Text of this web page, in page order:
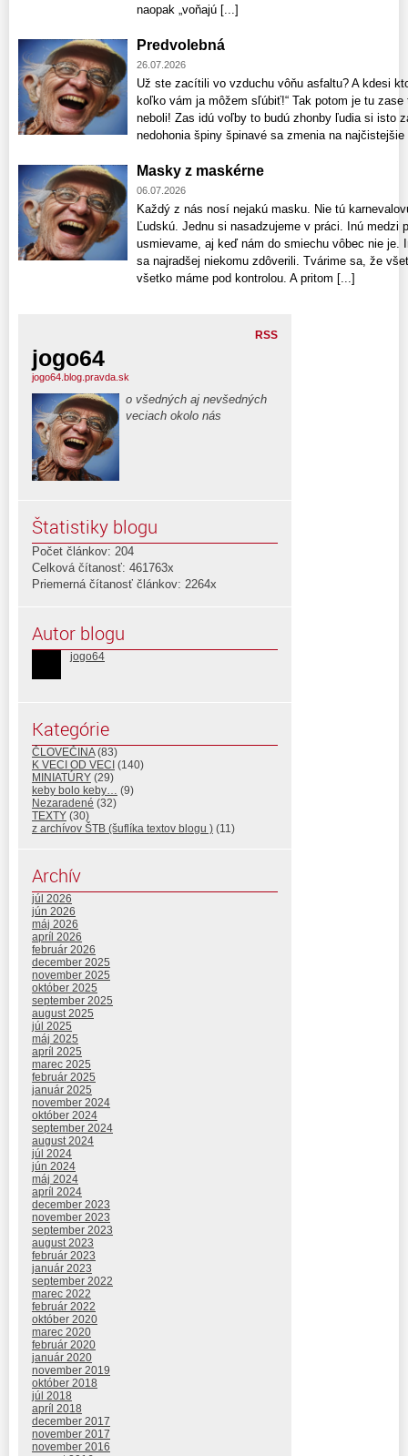
naopak „voňajú [...]
Predvolebná
26.07.2026
Už ste zacítili vo vzduchu vôňu asfaltu? A kdesi
koľko vám ja môžem sľúbiť!“ Tak potom je tu
neboli! Zas idú voľby to budú zhonby ľudia si isto
nedohonia špiny špinavé sa zmenia na
Masky z maskérne
06.07.2026
Každý z nás nosí nejakú masku. Nie tú
Ľudskú. Jednu si nasadzujeme v práci. Inú medzi
usmievame, aj keď nám do smiechu vôbec nie je.
sa najradšej niekomu zdôverili. Tvárime sa, že
všetko máme pod kontrolou. A pritom [...]
RSS
jogo64
jogo64.blog.pravda.sk
o všedných aj nevšedných
veciach okolo nás
Štatistiky blogu
Počet článkov: 204
Celková čítanosť: 461763x
Priemerná čítanosť článkov: 2264x
Autor blogu
jogo64
Kategórie
ČLOVEČINA(83)
K VECI OD VECI (140)
MINIATÚRY (29)
keby bolo keby…
(9)
Nezaradené (32)
TEXTY (30)
z archívov ŠTB (šuflíka textov blogu ) (11)
Archív
júl 2026
jún 2026
máj 2026
apríl 2026
február 2026
december 2025
november 2025
október 2025
september 2025
august 2025
júl 2025
máj 2025
apríl 2025
marec 2025
február 2025
január 2025
november 2024
október 2024
september 2024
august 2024
júl 2024
jún 2024
máj 2024
apríl 2024
december 2023
november 2023
september 2023
august 2023
február 2023
január 2023
september 2022
marec 2022
február 2022
október 2020
marec 2020
február 2020
január 2020
november 2019
október 2018
júl 2018
apríl 2018
december 2017
november 2017
november 2016